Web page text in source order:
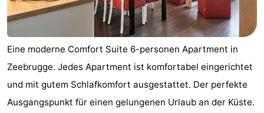
tun
Museen
-
Denkmäler
-
Mühlen
Attraktionen
-
Eine moderne Comfort Suite 6-personen Apartment in
Zeebrugge. Jedes Apartment ist komfortabel eingerichtet
und mit gutem Schlafkomfort ausgestattet. Der perfekte
Ausgangspunkt für einen gelungenen Urlaub an der Küste.